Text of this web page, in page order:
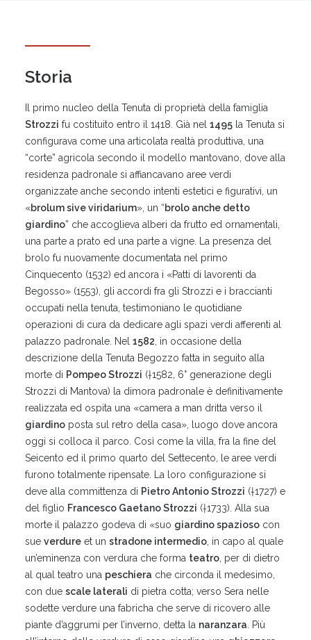
Storia
Il primo nucleo della Tenuta di proprietà della famiglia
Strozzi fu costituito entro il 1418. Già nel 1495 la Tenuta si
configurava come una articolata realtà produttiva, una
“corte” agricola secondo il modello mantovano, dove alla
residenza padronale si affiancavano aree verdi
organizzate anche secondo intenti estetici e figurativi, un
«brolum sive viridarium», un “brolo anche detto
giardino” che accoglieva alberi da frutto ed ornamentali,
una parte a prato ed una parte a vigne. La presenza del
brolo fu nuovamente documentata nel primo
Cinquecento (1532) ed ancora i «Patti di lavorenti da
Begosso» (1553), gli accordi fra gli Strozzi e i braccianti
occupati nella tenuta, testimoniano le quotidiane
operazioni di cura da dedicare agli spazi verdi afferenti al
palazzo padronale. Nel 1582 , in occasione della
descrizione della Tenuta Begozzo fatta in seguito alla
morte di Pompeo Strozzi (†1582, 6° generazione degli
Strozzi di Mantova) la dimora padronale è definitivamente
realizzata ed ospita una «camera a man dritta verso il
giardino posta sul retro della casa», luogo dove ancora
oggi si colloca il parco. Così come la villa, fra la fine del
Seicento ed il primo quarto del Settecento, le aree verdi
furono totalmente ripensate. La loro configurazione si
deve alla committenza di Pietro Antonio Strozzi (†1727) e
del figlio Francesco Gaetano Strozzi (†1733). Alla sua
morte il palazzo godeva di «suo giardino spazioso con
sue verdure et un stradone intermedio , in capo al quale
un’eminenza con verdura che forma teatro , per di dietro
al qual teatro una peschiera che circonda il medesimo,
con due scale laterali di pietra cotta; verso Sera nelle
sodette verdure una fabricha che serve di ricovero alle
piante d’aggrumi per l’inverno, detta la naranzara . Più